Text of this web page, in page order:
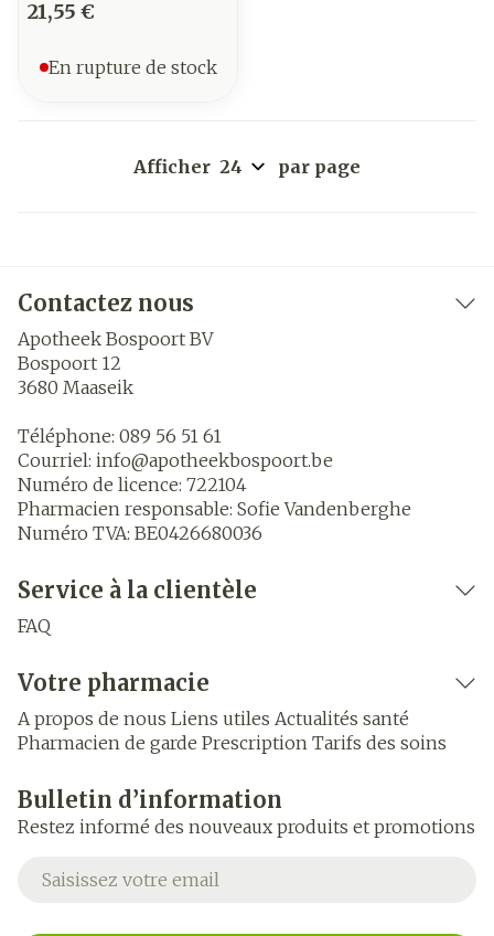
21,55 €
En rupture de stock
Afficher par page
Contactez nous
Apotheek Bospoort BV
Bospoort 12
3680 Maaseik
Téléphone: 089 56 51 61
Courriel: info@apotheekbospoort.be
Numéro de licence: 722104
Pharmacien responsable: Sofie Vandenberghe
Numéro TVA: BE0426680036
Service à la clientèle
FAQ
Votre pharmacie
A propos de nous Liens utiles Actualités santé
Pharmacien de garde Prescription Tarifs des soins
Bulletin d’information
Restez informé des nouveaux produits et promotions
Adresse mail